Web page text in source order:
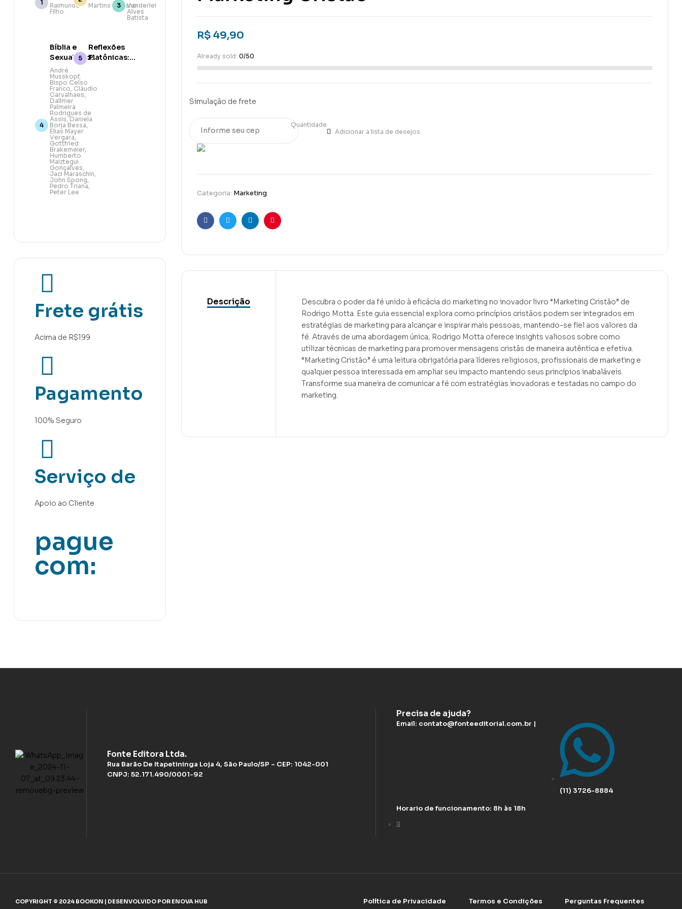
R$ 49,90
Already sold: 0/50
Simulação de frete
Quantidade
Adicionar a lista de desejos
Categoria: Marketing
FacebookTwitterLinkedinPinterest
Descrição
Descubra o poder da fé unido à eficácia do marketing no inovador livro “Marketing Cristão” de
Rodrigo Motta. Este guia essencial explora como princípios cristãos podem ser integrados em
estratégias de marketing para alcançar e inspirar mais pessoas, mantendo-se fiel aos valores da
fé. Através de uma abordagem única, Rodrigo Motta oferece insights valiosos sobre como
utilizar técnicas de marketing para promover mensagens cristãs de maneira autêntica e efetiva.
“Marketing Cristão” é uma leitura obrigatória para líderes religiosos, profissionais de marketing e
qualquer pessoa interessada em ampliar seu impacto mantendo seus princípios inabaláveis.
Transforme sua maneira de comunicar a fé com estratégias inovadoras e testadas no campo do
marketing.
das
escrituras
Raimundo
Filho
Belém e a
Data do
Nascimento
Martins GiulianoPromessa
Vanderlei
Alves
Batista
Bíblia e
Sexualidade:
Abordagem
teológica,
pastoral e
bíblica
André
Musskopf,
Bispo Celso
Franco, Cláudio
Carvalhaes,
Dallmer
Palmeira
Rodrigues de
Assis,Daniela
Borja Bessa,
Elias Mayer
Vergara,
Gottfried
Brakemeier,
Humberto
Maiztegui
Gonçalves,
Jaci Maraschin,
John Spong,
Pedro Triana,
Peter Lee
Reflexões
Platônicas:
cristão
Frete grátis
Acima de R$199
Pagamento
100% Seguro
Serviço de
Apoio ao Cliente
pague
com:
Fonte Editora Ltda.
Rua Barão De Itapetininga Loja 4, São Paulo/SP – CEP: 1042-001
CNPJ: 52.171.490/0001-92
Precisa de ajuda?
Email: contato@fonteeditorial.com.br |
(11) 3726-8884
Horario de funcionamento: 8h às 18h
COPYRIGHT © 2024 BOOKON | DESENVOLVIDO POR ENOVA HUB Política de Privacidade Termos e Condições Perguntas Frequentes